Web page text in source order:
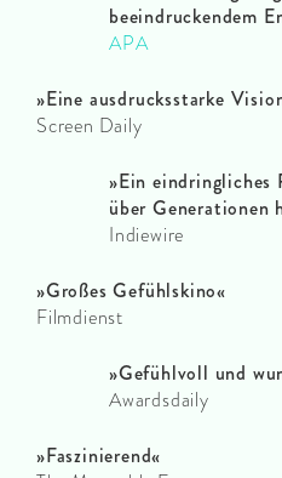
beeindruckendem
APA
»Eine ausdrucksstarke
Screen Daily
»Ein eindringliches
über Generationen
Indiewire
»Großes Gefühlskino«
Filmdienst
»Gefühlvoll und
Awardsdaily
»Faszinierend«